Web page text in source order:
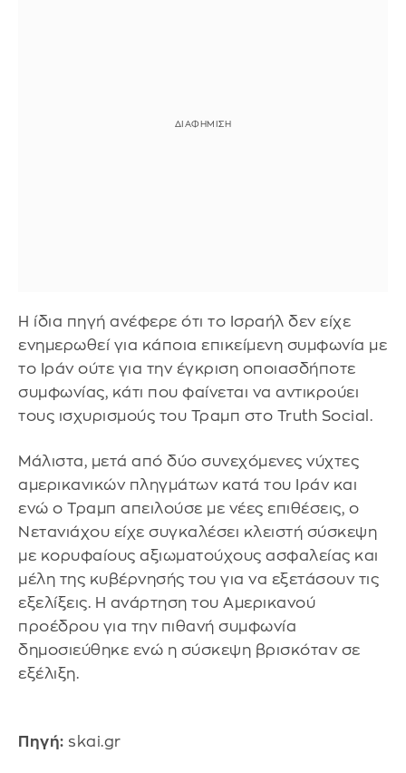
Η ίδια πηγή ανέφερε ότι το Ισραήλ δεν είχε
ενημερωθεί για κάποια επικείμενη συμφωνία με
το Ιράν ούτε για την έγκριση οποιασδήποτε
συμφωνίας, κάτι που φαίνεται να αντικρούει
τους ισχυρισμούς του Τραμπ στο Truth Social.
Μάλιστα, μετά από δύο συνεχόμενες νύχτες
αμερικανικών πληγμάτων κατά του Ιράν και
ενώ ο Τραμπ απειλούσε με νέες επιθέσεις, ο
Νετανιάχου είχε συγκαλέσει κλειστή σύσκεψη
με κορυφαίους αξιωματούχους ασφαλείας και
μέλη της κυβέρνησής του για να εξετάσουν τις
εξελίξεις. Η ανάρτηση του Αμερικανού
προέδρου για την πιθανή συμφωνία
δημοσιεύθηκε ενώ η σύσκεψη βρισκόταν σε
εξέλιξη.
Πηγή: skai.gr